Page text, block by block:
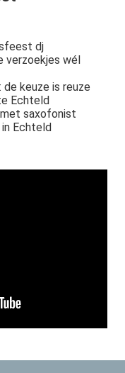
dj
verzoekjes wél
de keuze is reuze
Echteld
saxofonist
Echteld